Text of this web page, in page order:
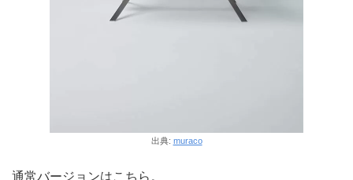
出典: muraco
通常バージョンはこちら。